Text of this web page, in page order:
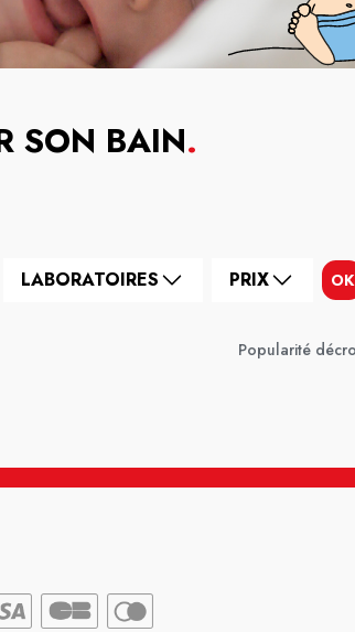
SON BAIN.
LABORATOIRES PRIX OK